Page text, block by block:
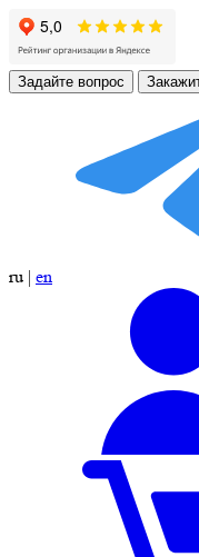
Задайте вопрос
ru | en